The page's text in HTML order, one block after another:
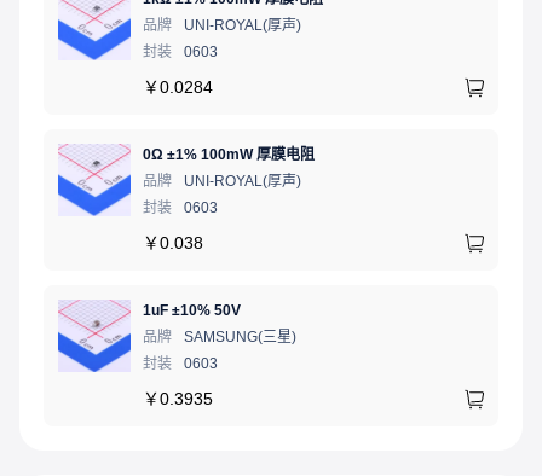
品牌
UNI-ROYAL(厚声)
封装
0603
￥0.0284
0Ω ±1% 100mW 厚膜电阻
品牌
UNI-ROYAL(厚声)
封装
0603
￥0.038
1uF ±10% 50V
品牌
SAMSUNG(三星)
封装
0603
￥0.3935